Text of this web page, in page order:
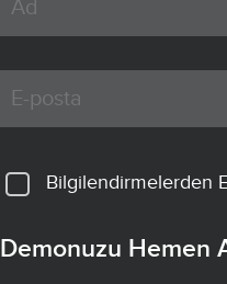
Bilgilendirmelerden
Demonuzu Hemen